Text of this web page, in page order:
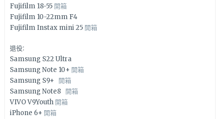
Fujifilm 18-55 開箱
Fujifilm 10-22mm F4
Fujifilm Instax mini 25 開箱
退役:
Samsung S22 Ultra
Samsung Note 10+ 開箱
Samsung S9+ 開箱
Samsung Note8 開箱
VIVO V9Youth 開箱
iPhone 6+ 開箱